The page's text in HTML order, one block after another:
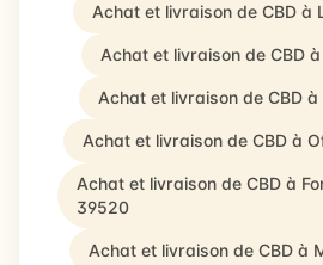
Achat et livraison de CBD à
Achat et livraison de CBD
Achat et livraison de CBD
Achat et livraison de CBD à
Achat et livraison de CBD à
39520
Achat et livraison de CBD à